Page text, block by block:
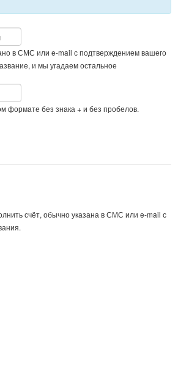
в СМС или e-mail с подтверждением вашего
название, и мы угадаем остальное
формате без знака + и без пробелов.
счёт, обычно указана в СМС или e-mail с